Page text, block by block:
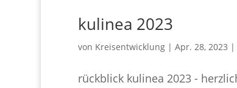
kulinea 2023
von Kreisentwicklung| Apr. 28, 2023 |
rückblick kulinea 2023 -